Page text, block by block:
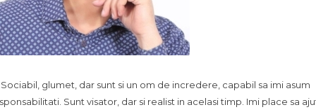
Sociabil, glumet, dar sunt si un om de incredere, capabil sa imi asum
Sunt visator, dar si realist in acelasi timp. Imi place sa